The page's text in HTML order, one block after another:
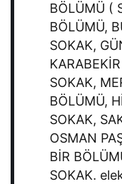
BÖLÜMÜ (
BÖLÜMÜ,
SOKAK,
SOKAK,
BÖLÜMÜ,
SOKAK,
OSMAN
BİR
SOKAK.